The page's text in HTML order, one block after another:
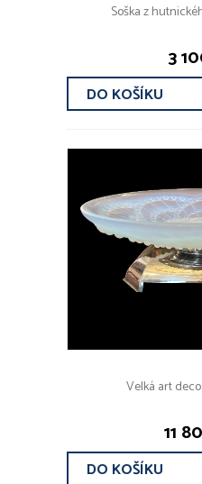
Soška z
3
DO KOŠÍKU
Velká art
11
DO KOŠÍKU